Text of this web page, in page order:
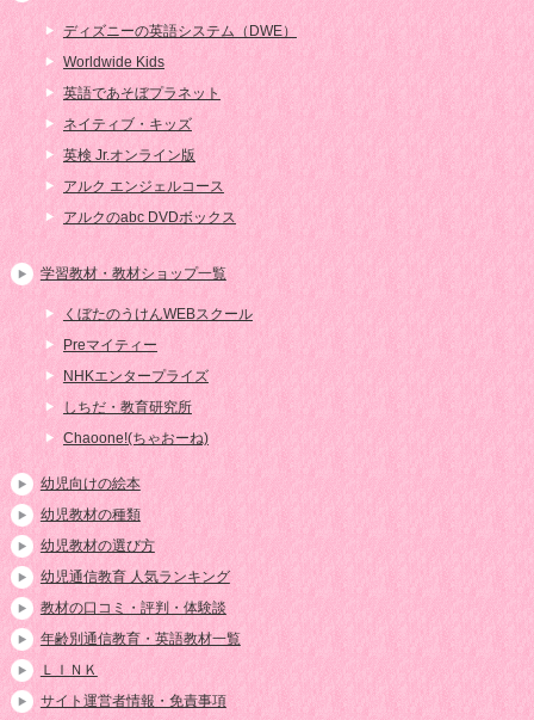
ディズニーの英語システム（DWE）
Worldwide Kids
英語であそぼプラネット
ネイティブ・キッズ
英検 Jr.オンライン版
アルク エンジェルコース
アルクのabc DVDボックス
学習教材・教材ショップ一覧
くぼたのうけんWEBスクール
Preマイティー
NHKエンタープライズ
しちだ・教育研究所
Chaoone!(ちゃおーね)
幼児向けの絵本
幼児教材の種類
幼児教材の選び方
幼児通信教育 人気ランキング
教材の口コミ・評判・体験談
年齢別通信教育・英語教材一覧
ＬＩＮＫ
サイト運営者情報・免責事項